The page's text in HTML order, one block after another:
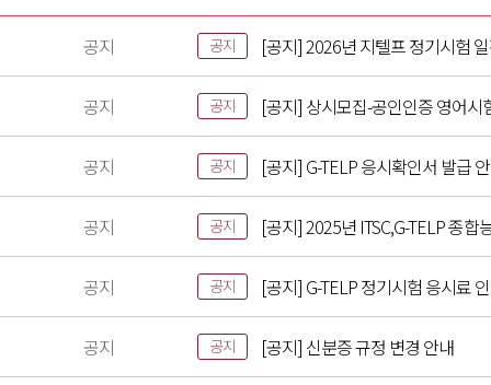
공지 공지 [공지] 2026년 지텔프 정기시험
공지 공지 [공지] 상시모집-공인인증 영어시
공지 공지 [공지] G-TELP 응시확인서 발급
공지 공지 [공지] 2025년 ITSC,G-TELP 종합
공지 공지 [공지] G-TELP 정기시험 응시료
공지 공지 [공지] 신분증 규정 변경 안내